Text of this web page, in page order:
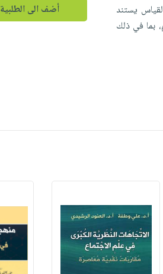
يستند
بما في ذلك
أضف الى الطلبية